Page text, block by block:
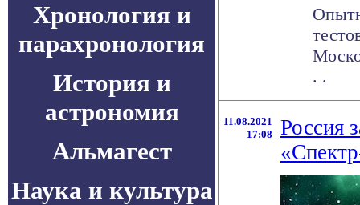
Хронология и
парахронология
История и
астрономия
Альмагест
Наука и культура
. .
11.08.2021
17:08
Россия